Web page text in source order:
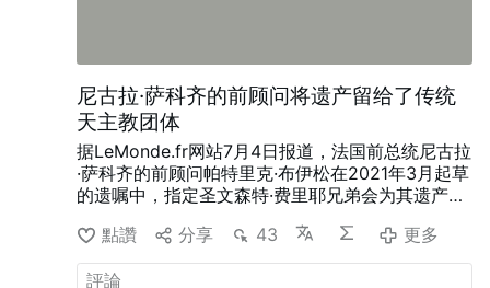
說，心裡特別亮堂，感覺神特別可愛，你就特別受
激勵，弟兄姊妹聽了有享受，就覺得你說的話是他
的心裡話，是他要說的話，你所說就代替他要說
的，這是真實的禱告。當你有真實的禱告之後，心
裡就得平安，心裡就有享受，愛神的勁就能起來，
覺得愛神是人生最有價值、最有意義的事，這證明
你的禱告達到果效了。」 「禱告時得有一顆安靜在
通、禱告，不是要你說好聽的話來欺哄神。禱告圍
實際情形與難處帶到神面前禱告，包括和神立的心
尼古拉·萨科齐的前顾问将遗产留给了传统
天主教团体
据LeMonde.fr网站7月4日报道，法国前总统尼古拉
·萨科齐的前顾问帕特里克·布伊松在2021年3月起草
的遗嘱中，指定圣文森特·费里耶兄弟会为其遗产的
伊松于2023年12月26日去世，享年74岁。他不仅
遗赠了个人资产，还留下一批庞大的政治档案，包
括他在爱丽舍宫任职期间的手稿、笔记、信件、数
點讚 分享 43 更多